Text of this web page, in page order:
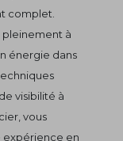
complet.
à
énergie dans
visibilité à
vous
expérience en